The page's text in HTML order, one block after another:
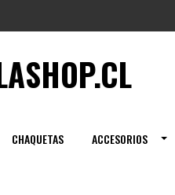
CHAQUETAS ACCESORIOS